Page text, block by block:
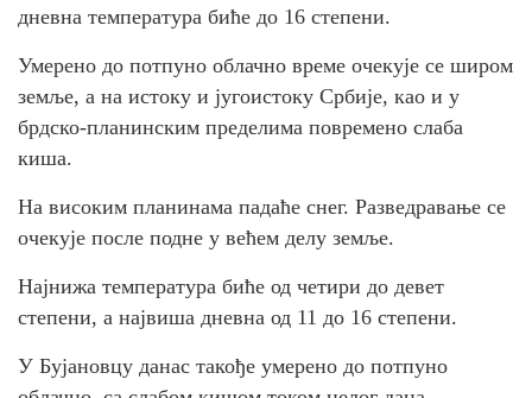
дневна температура биће до 16 степени.
Умерено до потпуно облачно време очекује се широм
земље, а на истоку и југоистоку Србије, као и у
брдско-планинским пределима повремено слаба
киша.
На високим планинама падаће снег. Разведравање се
очекује после подне у већем делу земље.
Најнижа температура биће од четири до девет
степени, а највиша дневна од 11 до 16 степени.
У Бујановцу данас такође умерено до потпуно